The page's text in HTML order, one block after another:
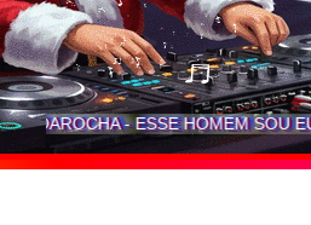
DAROCHA-ESSE HOMEM SOU EU